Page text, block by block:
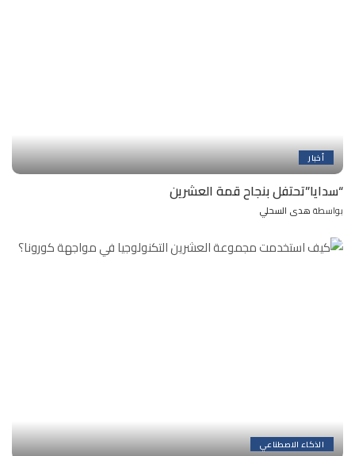
أخبار
“سدايا”تحتفل بنجاح قمة العشرين
Posted
بواسطة هدى السحلي
الذكاء الاصطناعي